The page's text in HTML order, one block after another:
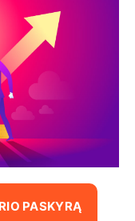
PASKYRĄ